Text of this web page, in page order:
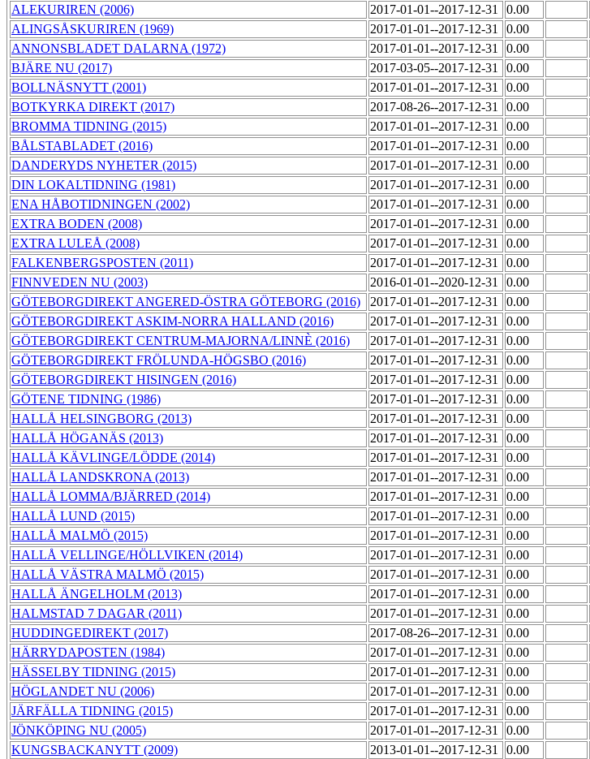
ALEKURIREN (2006) 2017-01-01--2017-12-31 0.00
ALINGSÅSKURIREN (1969) 2017-01-01--2017-12-31 0.00
ANNONSBLADET DALARNA (1972) 2017-01-01--2017-12-31 0.00
BJÄRE NU (2017) 2017-03-05--2017-12-31 0.00
BOLLNÄSNYTT (2001) 2017-01-01--2017-12-31 0.00
BOTKYRKA DIREKT (2017) 2017-08-26--2017-12-31 0.00
BROMMA TIDNING (2015) 2017-01-01--2017-12-31 0.00
BÅLSTABLADET (2016) 2017-01-01--2017-12-31 0.00
DANDERYDS NYHETER (2015) 2017-01-01--2017-12-31 0.00
DIN LOKALTIDNING (1981) 2017-01-01--2017-12-31 0.00
ENA HÅBOTIDNINGEN (2002) 2017-01-01--2017-12-31 0.00
EXTRA BODEN (2008) 2017-01-01--2017-12-31 0.00
EXTRA LULEÅ (2008) 2017-01-01--2017-12-31 0.00
FALKENBERGSPOSTEN (2011) 2017-01-01--2017-12-31 0.00
FINNVEDEN NU (2003) 2016-01-01--2020-12-31 0.00
GÖTEBORGDIREKT ANGERED-ÖSTRA GÖTEBORG (2016) 2017-01-01--2017-12-31 0.00
GÖTEBORGDIREKT ASKIM-NORRA HALLAND (2016) 2017-01-01--2017-12-31 0.00
GÖTEBORGDIREKT CENTRUM-MAJORNA/LINNÈ (2016) 2017-01-01--2017-12-31 0.00
GÖTEBORGDIREKT FRÖLUNDA-HÖGSBO (2016) 2017-01-01--2017-12-31 0.00
GÖTEBORGDIREKT HISINGEN (2016) 2017-01-01--2017-12-31 0.00
GÖTENE TIDNING (1986) 2017-01-01--2017-12-31 0.00
HALLÅ HELSINGBORG (2013) 2017-01-01--2017-12-31 0.00
HALLÅ HÖGANÄS (2013) 2017-01-01--2017-12-31 0.00
HALLÅ KÄVLINGE/LÖDDE (2014) 2017-01-01--2017-12-31 0.00
HALLÅ LANDSKRONA (2013) 2017-01-01--2017-12-31 0.00
HALLÅ LOMMA/BJÄRRED (2014) 2017-01-01--2017-12-31 0.00
HALLÅ LUND (2015) 2017-01-01--2017-12-31 0.00
HALLÅ MALMÖ (2015) 2017-01-01--2017-12-31 0.00
HALLÅ VELLINGE/HÖLLVIKEN (2014) 2017-01-01--2017-12-31 0.00
HALLÅ VÄSTRA MALMÖ (2015) 2017-01-01--2017-12-31 0.00
HALLÅ ÄNGELHOLM (2013) 2017-01-01--2017-12-31 0.00
HALMSTAD 7 DAGAR (2011) 2017-01-01--2017-12-31 0.00
HUDDINGEDIREKT (2017) 2017-08-26--2017-12-31 0.00
HÄRRYDAPOSTEN (1984) 2017-01-01--2017-12-31 0.00
HÄSSELBY TIDNING (2015) 2017-01-01--2017-12-31 0.00
HÖGLANDET NU (2006) 2017-01-01--2017-12-31 0.00
JÄRFÄLLA TIDNING (2015) 2017-01-01--2017-12-31 0.00
JÖNKÖPING NU (2005) 2017-01-01--2017-12-31 0.00
KUNGSBACKANYTT (2009) 2013-01-01--2017-12-31 0.00